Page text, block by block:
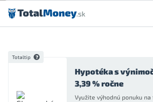
Preskočiť na obsah
Totaltip
Hypotéka s
3,39 % ročne
Využite výhodnú ponuku na